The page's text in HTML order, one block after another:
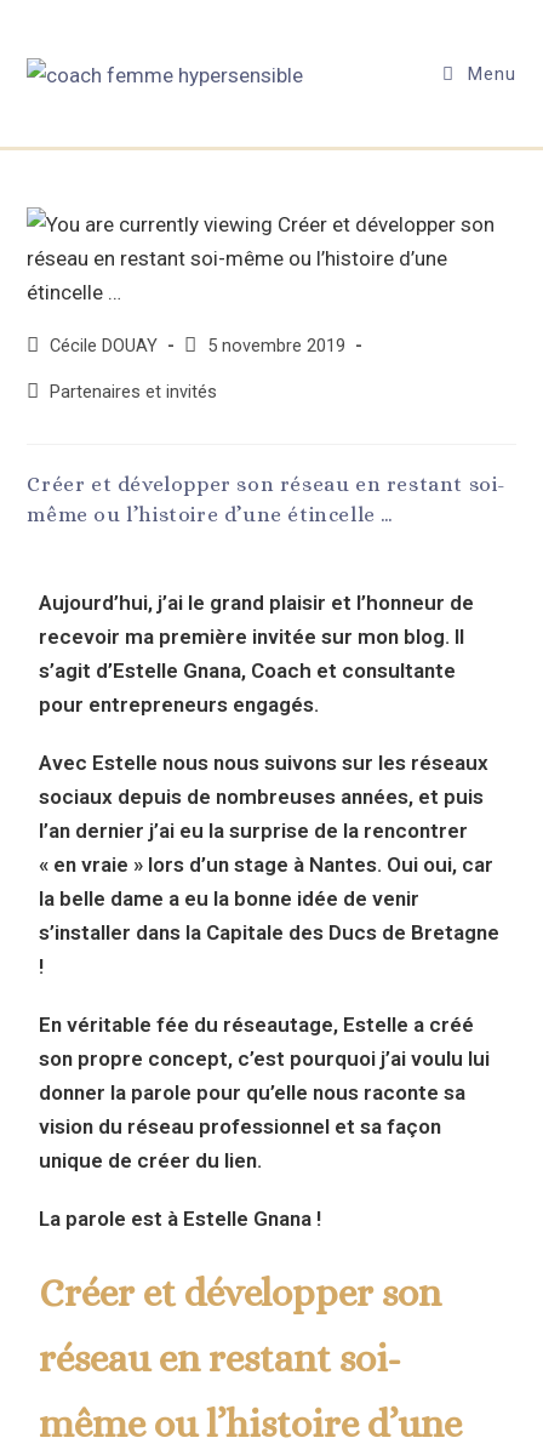
Menu
Cécile DOUAY 5 novembre 2019
Partenaires et invités
Créer et développer son réseau en restant soi-
même ou l’histoire d’une étincelle …
Aujourd’hui, j’ai le grand plaisir et l’honneur de
recevoir ma première invitée sur mon blog. Il
s’agit d’Estelle Gnana, Coach et consultante
pour entrepreneurs engagés.
Avec Estelle nous nous suivons sur les réseaux
sociaux depuis de nombreuses années, et puis
l’an dernier j’ai eu la surprise de la rencontrer
« en vraie » lors d’un stage à Nantes. Oui oui, car
la belle dame a eu la bonne idée de venir
s’installer dans la Capitale des Ducs de Bretagne
!
En véritable fée du réseautage, Estelle a créé
son propre concept, c’est pourquoi j’ai voulu lui
donner la parole pour qu’elle nous raconte sa
vision du réseau professionnel et sa façon
unique de créer du lien.
La parole est à Estelle Gnana !
Créer et développer son
réseau en restant soi-
même ou l’histoire d’une